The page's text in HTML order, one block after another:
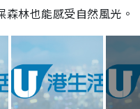
森林也能感受自然風光。